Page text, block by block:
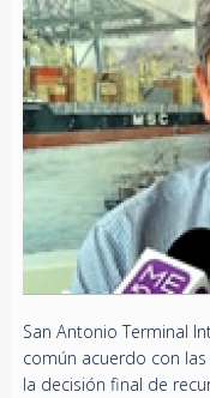
San Antonio Terminal
común acuerdo con
la decisión final de